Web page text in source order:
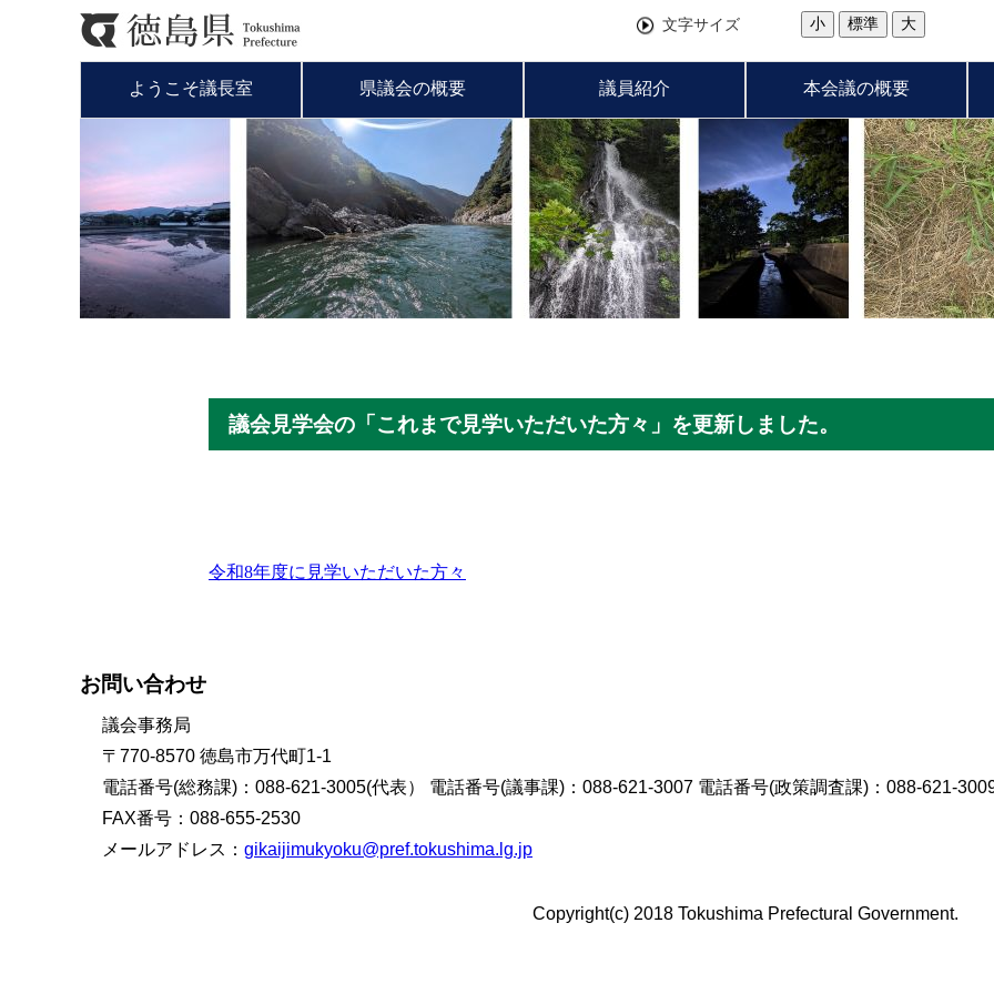
文字サイズ 小 標準 大
ようこそ議長室 県議会の概要 議員紹介 本会議の概要
議会見学会の「これまで見学いただいた方々」を更新しました。
令和8年度に見学いただいた方々
お問い合わせ
議会事務局
〒770-8570 徳島市万代町1-1
電話番号(総務課)：088-621-3005(代表） 電話番号(議事課)：088-621-3007 電話番号(政策調査課)：088-621-
FAX番号：088-655-2530
メールアドレス： gikaijimukyoku@pref.tokushima.lg.jp
Copyright(c) 2018 Tokushima Prefectural Government.